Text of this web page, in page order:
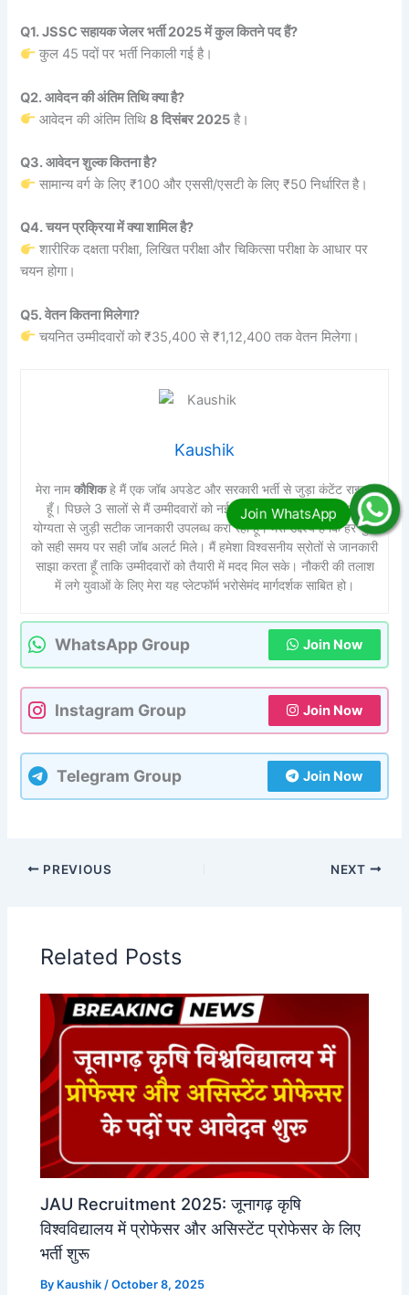
Q1. JSSC सहायक जेलर भर्ती 2025 में कुल कितने पद हैं?
कुल 45 पदों पर भर्ती निकाली गई है।
Q2. आवेदन की अंतिम तिथि क्या है?
आवेदन की अंतिम तिथि8 दिसंबर 2025 है।
Q3. आवेदन शुल्क कितना है?
सामान्य वर्ग के लिए ₹100 और एससी/एसटी के लिए ₹50 निर्धारित है।
Q4. चयन प्रक्रिया में क्या शामिल है?
शारीरिक दक्षता परीक्षा, लिखित परीक्षा और चिकित्सा परीक्षा के आधार पर
चयन होगा।
Q5. वेतन कितना मिलेगा?
चयनित उम्मीदवारों को ₹35,400 से ₹1,12,400 तक वेतन मिलेगा।
Kaushik
मेरा नामकौशिकहे मैं एक जॉब अपडेट और सरकारी भर्ती से जुड़ा कंटेंट राइटर
हूँ। पिछले 3 सालों से मैं उम्मीदवारों को नई भर्तियों, आवेदन प्रक्रिया और
योग्यता से जुड़ी सटीक जानकारी उपलब्ध करा रहा हूँ। मेरा उद्देश्य है कि हर युवा
को सही समय पर सही जॉब अलर्ट मिले। मैं हमेशा विश्वसनीय स्रोतों से जानकारी
साझा करता हूँ ताकि उम्मीदवारों को तैयारी में मदद मिल सके। नौकरी की तलाश
में लगे युवाओं के लिए मेरा यह प्लेटफॉर्म भरोसेमंद मार्गदर्शक साबित हो।
WhatsApp Group Join Now
Instagram Group Join Now
Telegram Group Join Now
PREVIOUS NEXT
Related Posts
JAU Recruitment 2025: जूनागढ़ कृषि
विश्वविद्यालय में प्रोफेसर और असिस्टेंट प्रोफेसर के लिए
भर्ती शुरू
By Kaushik /October 8, 2025